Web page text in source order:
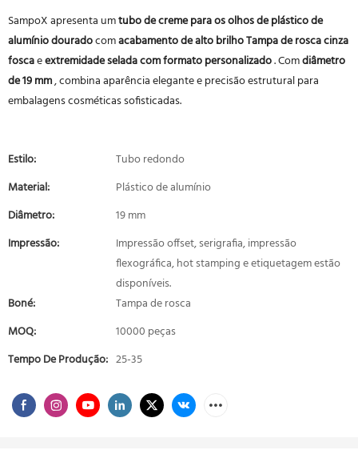
SampoX apresenta umtubo de creme para os olhos de plástico de
alumínio douradocomacabamento de alto brilhoTampa de rosca cinza
foscaeextremidade selada com formato personalizado. Comdiâmetro
de 19 mm, combina aparência elegante e precisão estrutural para
embalagens cosméticas sofisticadas.
Estilo:
Tubo redondo
Material:
Plástico de alumínio
Diâmetro:
19 mm
Impressão:
Impressão offset, serigrafia, impressão
flexográfica, hot stamping e etiquetagem estão
disponíveis.
Boné:
Tampa de rosca
MOQ:
10000 peças
Tempo De Produção: 25-35